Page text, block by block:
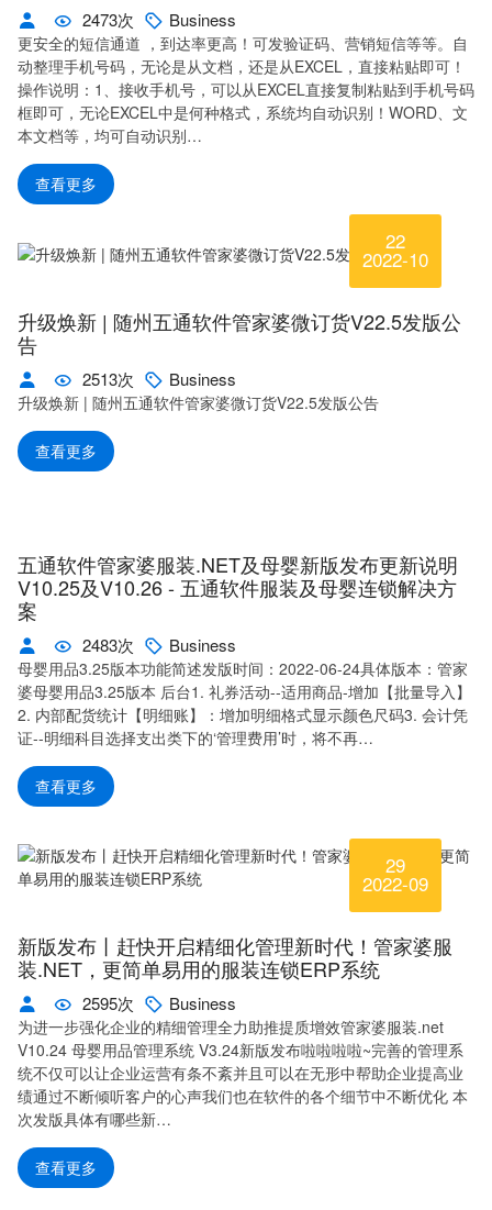
2473次 Business
更安全的短信通道 ，到达率更高！可发验证码、营销短信等等。自
动整理手机号码，无论是从文档，还是从EXCEL，直接粘贴即可！
操作说明：1、接收手机号，可以从EXCEL直接复制粘贴到手机号码
框即可，无论EXCEL中是何种格式，系统均自动识别！WORD、文
本文档等，均可自动识别…
查看更多
22
2022-10
升级焕新 | 随州五通软件管家婆微订货V22.5发版公
告
2513次 Business
升级焕新 | 随州五通软件管家婆微订货V22.5发版公告
查看更多
五通软件管家婆服装.NET及母婴新版发布更新说明
V10.25及V10.26 - 五通软件服装及母婴连锁解决方
案
2483次 Business
母婴用品3.25版本功能简述发版时间：2022-06-24具体版本：管家
婆母婴用品3.25版本 后台1. 礼券活动--适用商品-增加【批量导入】
2. 内部配货统计【明细账】：增加明细格式显示颜色尺码3. 会计凭
证--明细科目选择支出类下的‘管理费用’时，将不再…
查看更多
29
2022-09
新版发布丨赶快开启精细化管理新时代！管家婆服
装.NET，更简单易用的服装连锁ERP系统
2595次 Business
为进一步强化企业的精细管理全力助推提质增效管家婆服装.net
V10.24 母婴用品管理系统 V3.24新版发布啦啦啦啦~完善的管理系
统不仅可以让企业运营有条不紊并且可以在无形中帮助企业提高业
绩通过不断倾听客户的心声我们也在软件的各个细节中不断优化 本
次发版具体有哪些新…
查看更多